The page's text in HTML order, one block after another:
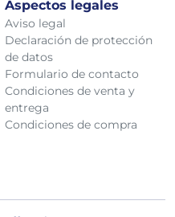
Aspectos legales
Aviso legal
Declaración de protección
de datos
Formulario de contacto
Condiciones de venta y
entrega
Condiciones de compra